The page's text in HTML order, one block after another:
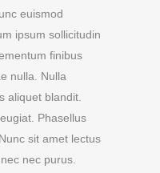
euismod
ipsum sollicitudin
finibus
nulla. Nulla
aliquet blandit.
Phasellus
sit amet lectus
nec purus.